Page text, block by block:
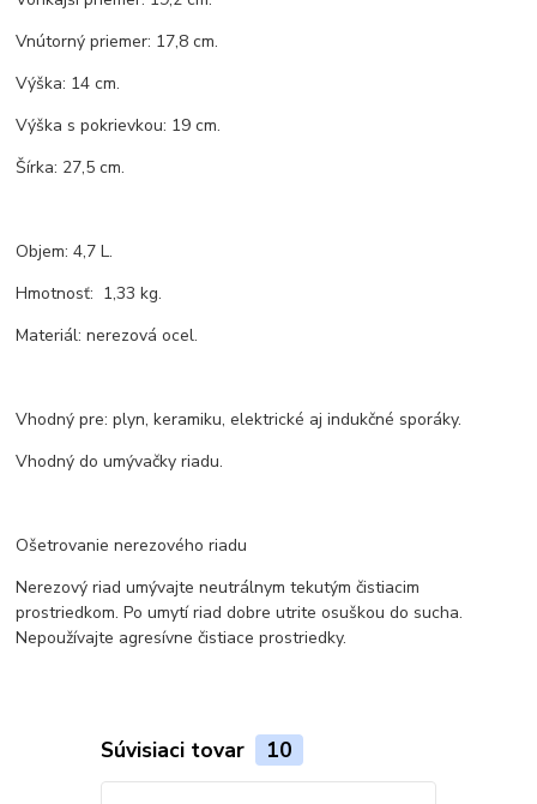
Vnútorný priemer: 17,8 cm.
Výška: 14 cm.
Výška s pokrievkou: 19 cm.
Šírka: 27,5 cm.
Objem: 4,7 L.
Hmotnosť: 1,33 kg.
Materiál: nerezová ocel.
Vhodný pre: plyn, keramiku, elektrické aj indukčné sporáky.
Vhodný do umývačky riadu.
Ošetrovanie nerezového riadu
Nerezový riad umývajte neutrálnym tekutým čistiacim
prostriedkom. Po umytí riad dobre utrite osuškou do sucha.
Nepoužívajte agresívne čistiace prostriedky.
Súvisiaci tovar 10